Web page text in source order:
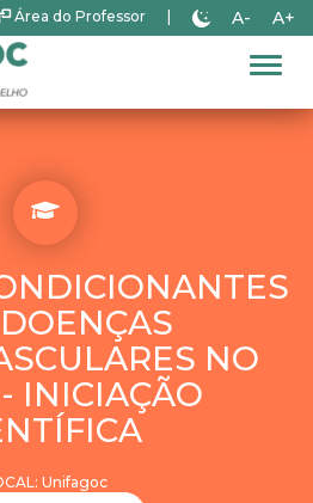
Área do Professor A- A+
NO
INICIAÇÃO
Unifagoc